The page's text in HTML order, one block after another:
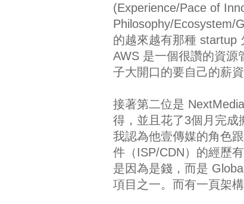
(Experience/Pace of
Philosophy/Ecosystem/
的越來越有那種 startup
AWS 是一個很讚的資源
子大開口的要自己的薪資
接著第二位是
得，並且花了3個月完成
我認為他壹傳媒的角色
件（ISP/CDN）的經歷
是因為是錢，而是
項目之一。而有一頁架